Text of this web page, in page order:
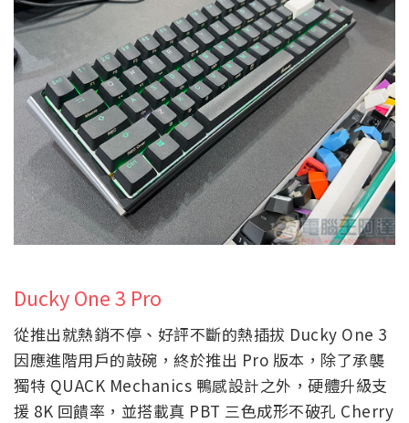
Ducky One 3 Pro
從推出就熱銷不停、好評不斷的熱插拔 Ducky One 3
因應進階用戶的敲碗，終於推出 Pro 版本，除了承襲
獨特 QUACK Mechanics 鴨感設計之外，硬體升級支
援 8K 回饋率，並搭載真 PBT 三色成形不破孔 Cherry